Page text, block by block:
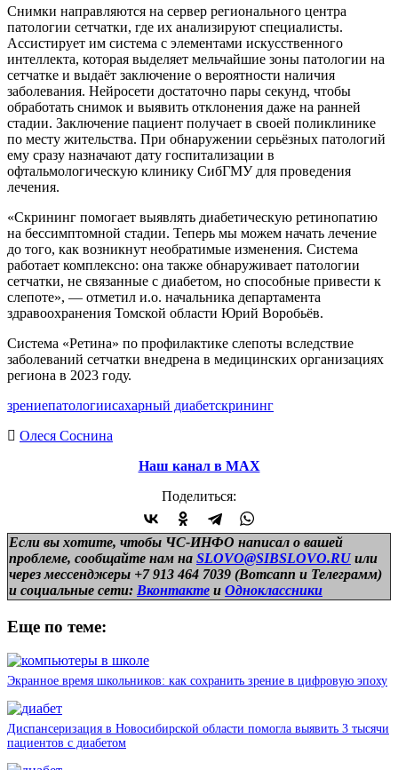
Снимки направляются на сервер регионального центра
патологии сетчатки, где их анализируют специалисты.
Ассистирует им система с элементами искусственного
интеллекта, которая выделяет мельчайшие зоны патологии на
сетчатке и выдаёт заключение о вероятности наличия
заболевания. Нейросети достаточно пары секунд, чтобы
обработать снимок и выявить отклонения даже на ранней
стадии. Заключение пациент получает в своей поликлинике
по месту жительства. При обнаружении серьёзных патологий
ему сразу назначают дату госпитализации в
офтальмологическую клинику СибГМУ для проведения
лечения.
«Скрининг помогает выявлять диабетическую ретинопатию
на бессимптомной стадии. Теперь мы можем начать лечение
до того, как возникнут необратимые изменения. Система
работает комплексно: она также обнаруживает патологии
сетчатки, не связанные с диабетом, но способные привести к
слепоте», — отметил и.о. начальника департамента
здравоохранения Томской области Юрий Воробьёв.
Система «Ретина» по профилактике слепоты вследствие
заболеваний сетчатки внедрена в медицинских организациях
региона в 2023 году.
зрениепатологиисахарный диабетскрининг
Олеся Соснина
Наш канал в МАХ
Поделиться:
Если вы хотите, чтобы ЧС-ИНФО написал о вашей
проблеме, сообщайте нам на SLOVO@SIBSLOVO.RU или
через мессенджеры +7 913 464 7039 (Вотсапп и Телеграмм)
и социальные сети: Вконтакте и Одноклассники
Еще по теме:
Экранное время школьников: как сохранить зрение в цифровую эпоху
Диспансеризация в Новосибирской области помогла выявить 3 тысячи
пациентов с диабетом